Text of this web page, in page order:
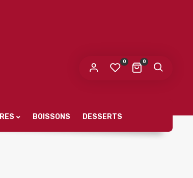
0
0
personnelles seront utilisées pour vous
BOISSONS DESSERTS